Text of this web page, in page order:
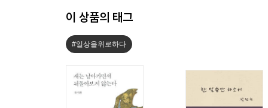
이 상품의 태그
#일상을위로하다